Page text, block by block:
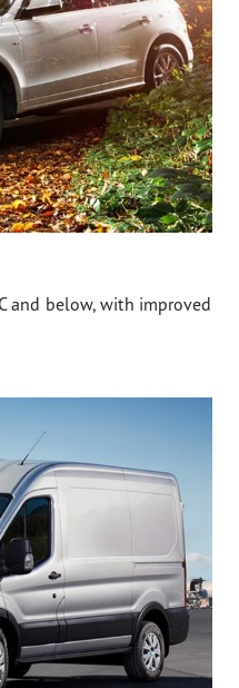
and below, with improved